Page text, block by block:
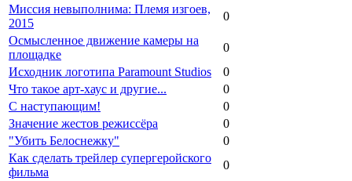
Миссия невыполнима: Племя изгоев,
2015
0
Осмысленное движение камеры на
площадке
0
Исходник логотипа Paramount Studios
0
Что такое арт-хаус и другие...
0
С наступающим!
0
Значение жестов режиссёра
0
"Убить Белоснежку"
0
Как сделать трейлер супергеройского
фильма
0